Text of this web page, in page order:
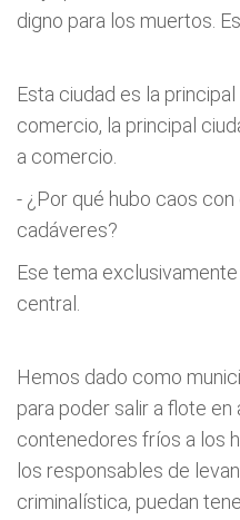
digno para los muertos.
Esta ciudad es la
comercio, la principal
a comercio.
- ¿Por qué hubo caos
cadáveres?
Ese tema
central.
Hemos dado como
para poder salir a flote
contenedores fríos a los
los responsables de
criminalística, puedan